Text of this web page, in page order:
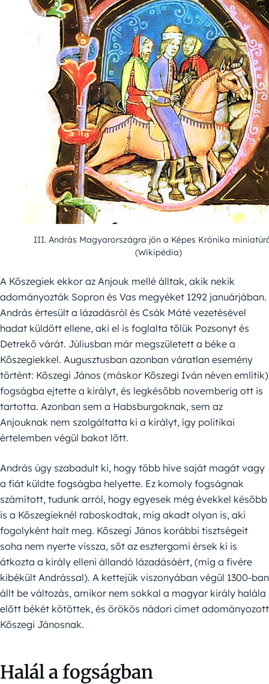
III. András Magyarországra jön a Képes Krónika
(Wikipédia)
A Kőszegiek ekkor az Anjouk mellé álltak, akik nekik
adományozták Sopron és Vas megyéket 1292 januárjában.
András értesült a lázadásról és Csák Máté vezetésével
hadat küldött ellene, aki el is foglalta tőlük Pozsonyt és
Detrekő várát. Júliusban már megszületett a béke a
Kőszegiekkel. Augusztusban azonban váratlan esemény
történt: Kőszegi János (máskor Kőszegi Iván néven említik)
fogságba ejtette a királyt, és legkésőbb novemberig ott is
tartotta. Azonban sem a Habsburgoknak, sem az
Anjouknak nem szolgáltatta ki a királyt, így politikai
értelemben végül bakot lőtt.
András úgy szabadult ki, hogy több híve saját magát vagy
a fiát küldte fogságba helyette. Ez komoly fogságnak
számított, tudunk arról, hogy egyesek még évekkel később
is a Kőszegieknél raboskodtak, míg akadt olyan is, aki
fogolyként halt meg. Kőszegi János korábbi tisztségeit
soha nem nyerte vissza, sőt az esztergomi érsek ki is
átkozta a király elleni állandó lázadásáért, (míg a fivére
kibékült Andrással). A kettejük viszonyában végül 1300-ban
állt be változás, amikor nem sokkal a magyar király halála
előtt békét kötöttek, és örökös nádori címet adományozott
Kőszegi Jánosnak.
Halál a fogságban